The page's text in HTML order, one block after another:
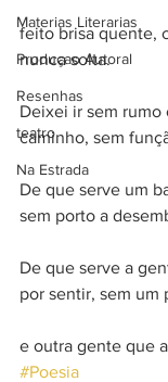
Materias Literarias
Produçao Autoral
Resenhas
teatro
Na Estrada
feito brisa quente,
nunca solta.
Deixei ir sem rumo
caminho, sem
De que serve um
sem porto a
De que serve a
por sentir, sem um
e outra gente que
#Poesia